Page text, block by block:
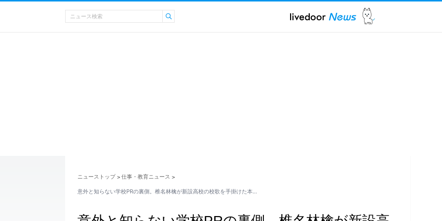
ニューストップ > 仕事・教育ニュース >
意外と知らない学校PRの裏側。椎名林檎が新設高校の校歌を手掛けた本…